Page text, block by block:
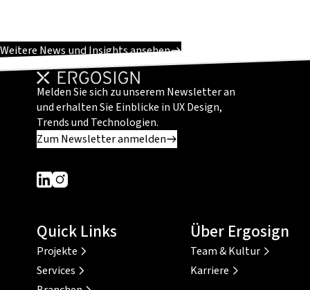
Weitere News und Insights ansehen
Melden Sie sich zu unserem Newsletter an
und erhalten Sie Einblicke in UX Design,
Trends und Technologien.
Zum Newsletter anmelden
Dieser Link führt zu einer externen Seite
Dieser Link führt zu einer externen Seite
Quick Links
Projekte
Services
Über Ergosign
Team & Kultur
Karriere